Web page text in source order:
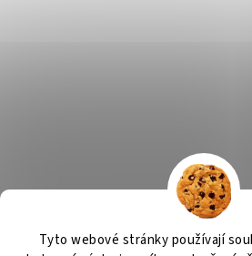
Tyto webové stránky používají